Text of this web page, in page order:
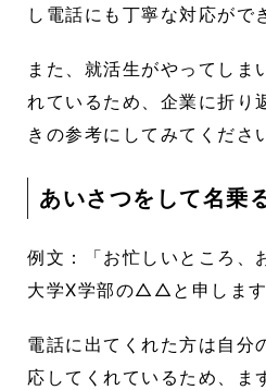
し電話にも丁寧な対応がで
また、就活生がやってしま
れているため、企業に折り
きの参考にしてみてくださ
あいさつをして名乗
例文：「お忙しいところ
大学X学部の△△と申します
電話に出てくれた方は自分
応してくれているため、ま